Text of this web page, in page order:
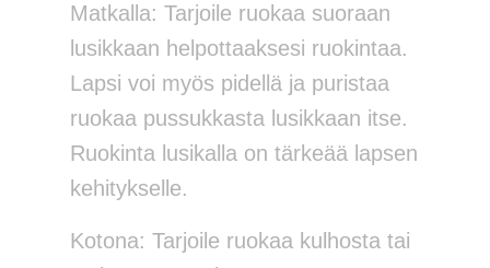
Matkalla: Tarjoile ruokaa suoraan
lusikkaan helpottaaksesi ruokintaa.
Lapsi voi myös pidellä ja puristaa
ruokaa pussukkasta lusikkaan itse.
Ruokinta lusikalla on tärkeää lapsen
kehitykselle.
Kotona: Tarjoile ruokaa kulhosta tai